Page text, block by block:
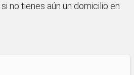
no tienes aún un domicilio en